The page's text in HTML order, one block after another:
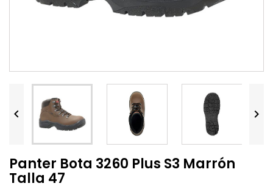
 
Panter Bota 3260 Plus S3 Marrón
Talla 47